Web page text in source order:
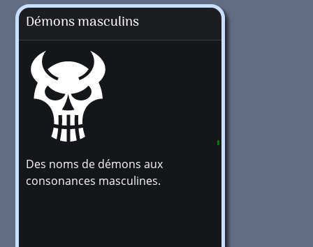
Démons masculins
400
Des noms de démons aux
consonances masculines.